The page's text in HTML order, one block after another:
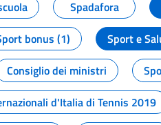
Spadafora
bonus (1) Sport e
Consiglio dei ministri
d'Italia di Tennis 2019